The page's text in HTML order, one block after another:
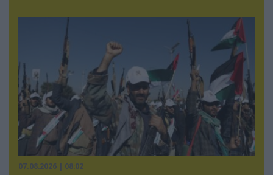
07.08.2026 | 08:02